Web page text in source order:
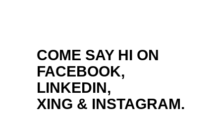
COME SAY HI ON
FACEBOOK,
LINKEDIN,
XING & INSTAGRAM.